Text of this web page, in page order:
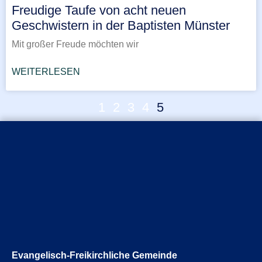
Freudige Taufe von acht neuen
Geschwistern in der Baptisten Münster
Mit großer Freude möchten wir
WEITERLESEN
1 2 3 4 5
Evangelisch-Freikirchliche Gemeinde